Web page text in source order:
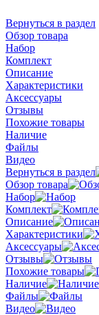
Вернуться в раздел
Обзор товара
Набор
Комплект
Описание
Характеристики
Аксессуары
Отзывы
Похожие товары
Наличие
Файлы
Видео
Вернуться в раздел
Обзор товара
Набор
Комплект
Описание
Характеристики
Аксессуары
Отзывы
Похожие товары
Наличие
Файлы
Видео